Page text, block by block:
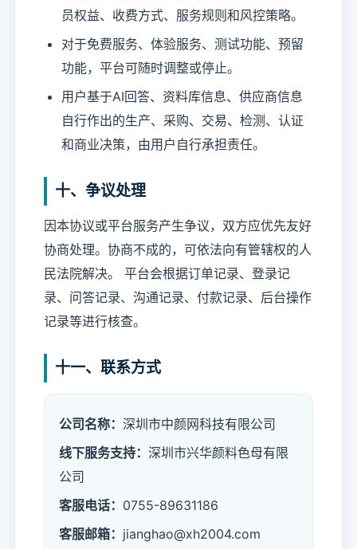
员权益、收费方式、服务规则和风控策略。
对于免费服务、体验服务、测试功能、预留
功能，平台可随时调整或停止。
用户基于AI回答、资料库信息、供应商信息
自行作出的生产、采购、交易、检测、认证
和商业决策，由用户自行承担责任。
十、争议处理
因本协议或平台服务产生争议，双方应优先友好
协商处理。协商不成的，可依法向有管辖权的人
民法院解决。 平台会根据订单记录、登录记
录、问答记录、沟通记录、付款记录、后台操作
记录等进行核查。
十一、联系方式
公司名称： 深圳市中颜网科技有限公司
线下服务支持： 深圳市兴华颜料色母有限
公司
客服电话： 0755-89631186
客服邮箱： jianghao@xh2004.com